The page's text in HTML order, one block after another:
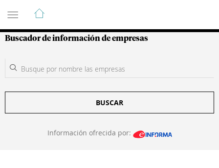
Guía de Empresas Colombianas
Buscador de información de empresas
BUSCAR
Información ofrecida por: